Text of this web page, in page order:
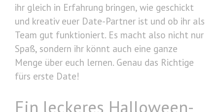
ihr gleich in Erfahrung bringen, wie geschickt
und kreativ euer Date-Partner ist und ob ihr als
Team gut funktioniert. Es macht also nicht nur
Spaß, sondern ihr könnt auch eine ganze
Menge über euch lernen. Genau das Richtige
fürs erste Date!
Ein leckeres Halloween-